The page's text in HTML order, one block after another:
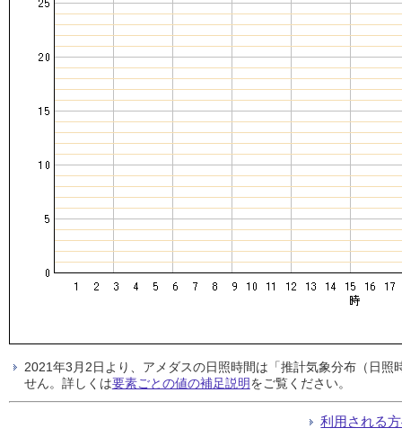
2021年3月2日より、アメダスの日照時間は「推計気象分布（日
せん。詳しくは要素ごとの値の補足説明をご覧ください。
利用される